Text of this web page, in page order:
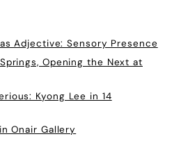
Adjective: Sensory Presence
Opening the Next at
Kyong Lee in 14
Onair Gallery